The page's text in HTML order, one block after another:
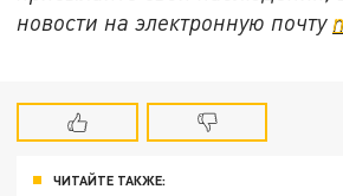
новости на электронную почту
ЧИТАЙТЕ ТАКЖЕ: